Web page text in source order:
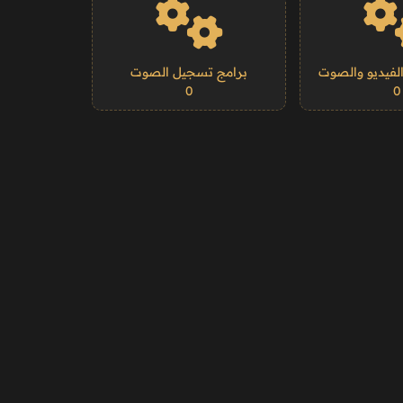
والصوت
0
برامج تسجيل الصوت
0